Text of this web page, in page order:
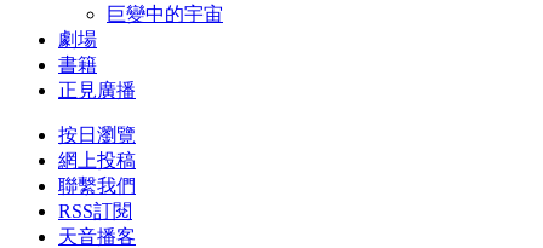
巨變中的宇宙
劇場
書籍
正見廣播
按日瀏覽
網上投稿
聯繫我們
RSS訂閱
天音播客